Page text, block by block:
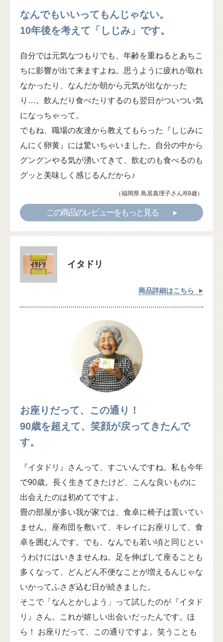
なんでもいいってもんじゃない。
10年後を考えて「しじみ」です。
自分では元気なつもりでも、年齢を重ねるとあちこ
ちに影響が出て来ますよね。思うように疲れが取れ
なかったり、なんだか朝から元気が出なかった
り…。飲んだり食べたりするのも翌日がついつい気
になっちゃって。
でもね、職場の友達から教えてもらった『しじみに
んにく卵黄』には驚いちゃいました。自分の中から
グングンやる気が湧いてきて、飲むのも食べるのも
グッと美味しく感じるんだから♪
（福岡県 鳥居真理子さん/69歳）
この商品のレビューをもっと見る
イタドリ
商品詳細はこちら
お座りだって、この通り！
90歳を超えて、笑顔が戻ってきたんで
す。
『イタドリ』さんって、すごいんですね。私も今年
で90歳。長く生きてきたけど、こんな良いものに
出会えたのは初めてですよ。
畳の部屋が多い我が家では、食卓に椅子は置いてい
ません。座布団を敷いて、キレイにお座りして、食
卓を囲むんです。でも、なんでも若い頃と同じとい
うわけにはいきませんね。足を伸ばして座ることも
多くなって、どんどん不便なことが増えるんじゃな
いかってふさぎ込む日が続きました。
そこで「なんとかしよう」って試したのが『イタド
リ』さん。これが嬉しい出会いだったんです。ほ
ら！ お座りだって、この通りですよ。笑うことも